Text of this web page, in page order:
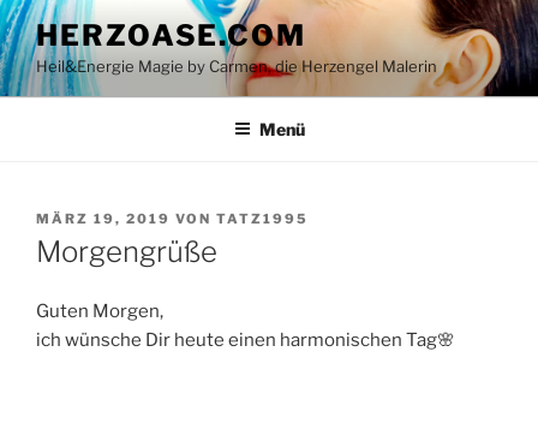
Zum
Inhalt
springen
HERZOASE.COM
Heil&Energie Magie by Carmen, die Herzengel Malerin
Menü
VERÖFFENTLICHT
AM
MÄRZ 19, 2019 VON TATZ1995
Morgengrüße
Guten Morgen,
ich wünsche Dir heute einen harmonischen Tag🌸